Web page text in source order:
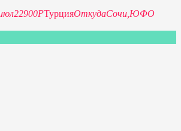
22900РТурцияОткудаСочи, ЮФО